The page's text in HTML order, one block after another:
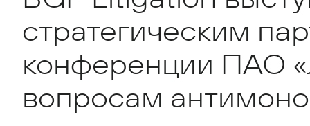
стратегическим
конференции ПАО
вопросам